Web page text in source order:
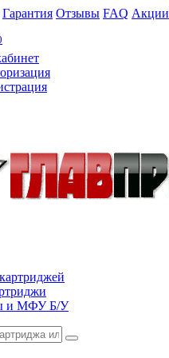
Гарантия Отзывы FAQ Акции
и МФУ Б/У